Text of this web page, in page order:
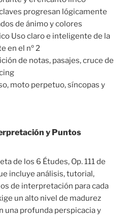
progresan lógicamente
de ánimo y colores
Uso claro e inteligente de la
en el nº 2
de notas, pasajes, cruce de
moto perpetuo, síncopas y
y Puntos
de los 6 Études, Op. 111 de
incluye análisis, tutorial,
de interpretación para cada
un alto nivel de madurez
una profunda perspicacia y